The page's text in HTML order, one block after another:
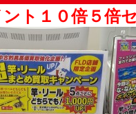
ト１０倍５倍